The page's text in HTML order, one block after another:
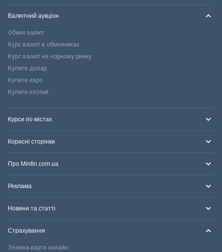
Валютний аукціон
Обмін валют
Курс валют в обмінниках
Курс валют на чорному ринку
Купити долар
Купити євро
Купити злотий
Курси по містах
Корисні сторінки
Про Minfin.com.ua
Реклама
Новини та статті
Страхування
Зелена карта онлайн